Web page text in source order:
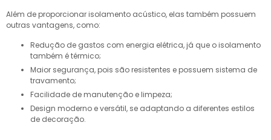
Além de proporcionar isolamento acústico, elas também possuem
outras vantagens, como:
Redução de gastos com energia elétrica, já que o isolamento
também é térmico;
Maior segurança, pois são resistentes e possuem sistema de
travamento;
Facilidade de manutenção e limpeza;
Design moderno e versátil, se adaptando a diferentes estilos
de decoração.